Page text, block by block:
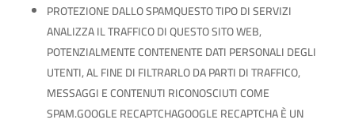
PROTEZIONE DALLO SPAMQUESTO TIPO DI SERVIZI
ANALIZZA IL TRAFFICO DI QUESTO SITO WEB,
POTENZIALMENTE CONTENENTE DATI PERSONALI DEGLI
UTENTI, AL FINE DI FILTRARLO DA PARTI DI TRAFFICO,
MESSAGGI E CONTENUTI RICONOSCIUTI COME
SPAM.GOOGLE RECAPTCHAGOOGLE RECAPTCHA È UN